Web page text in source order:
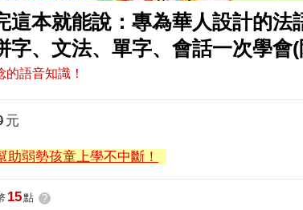
這本就能說：專為華人設計的法
字、文法、單字、會話一次學會
語音知識！
元
助弱勢孩童上學不中斷！
15點 ?